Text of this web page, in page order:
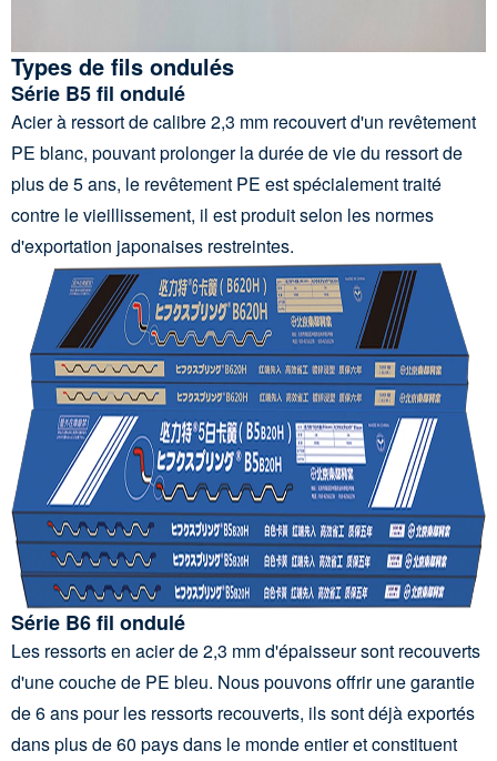
Types de fils ondulés
Série B5 fil ondulé
Acier à ressort de calibre 2,3 mm recouvert d'un revêtement
PE blanc, pouvant prolonger la durée de vie du ressort de
plus de 5 ans, le revêtement PE est spécialement traité
contre le vieillissement, il est produit selon les normes
d'exportation japonaises restreintes.
Série B6 fil ondulé
Les ressorts en acier de 2,3 mm d'épaisseur sont recouverts
d'une couche de PE bleu. Nous pouvons offrir une garantie
de 6 ans pour les ressorts recouverts, ils sont déjà exportés
dans plus de 60 pays dans le monde entier et constituent